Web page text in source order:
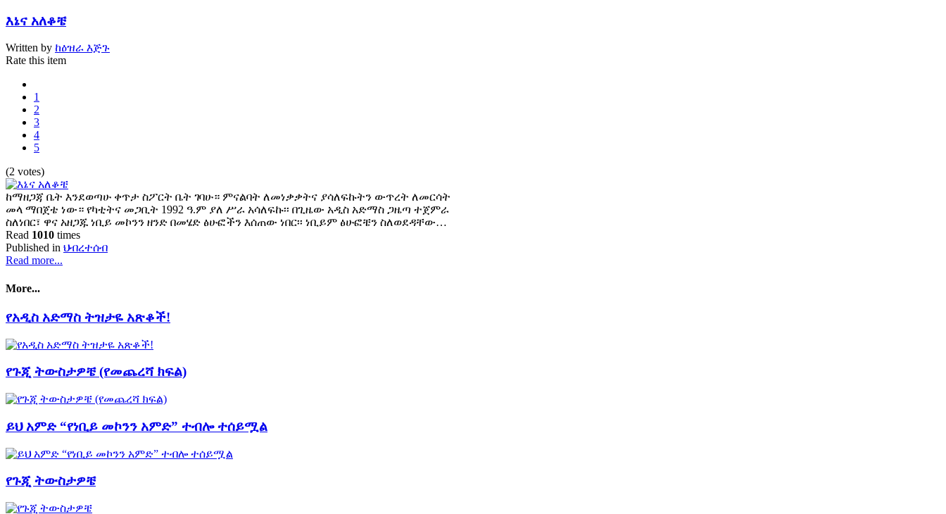
እኔና አለቆቼ
Written by ከዕዝራ እጅጉ
Rate this item
1
2
3
4
5
(2 votes)
ከማዘጋጃ ቤት እንደወጣሁ ቀጥታ ስፖርት ቤት ገባሁ። ምናልባት ለመነቃቃትና ያሳለፍኩትን ውጥረት ለመርሳት
መላ ማበጀቴ ነው። የካቲትና መጋቢት 1992 ዓ.ም ያለ ሥራ አሳለፍኩ፡፡ በጊዜው አዲስ አድማስ ጋዜጣ ተጀምራ
ስለነበር፣ ዋና አዘጋጁ ነቢይ መኮንን ዘንድ በመሄድ ፅሁፎችን እሰጠው ነበር፡፡ ነቢይም ፅሁፎቼን ስለወደዳቸው…
Read 1010 times
Published in ህብረተሰብ
Read more...
More...
የአዲስ አድማስ ትዝታዬ አጽቆች!
የጉጂ ትውስታዎቼ (የመጨረሻ ክፍል)
ይህ አምድ “የነቢይ መኮንን አምድ” ተብሎ ተሰይሟል
የጉጂ ትውስታዎቼ